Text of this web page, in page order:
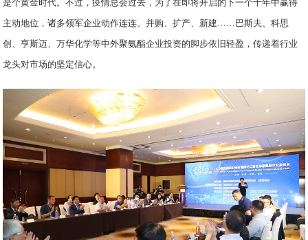
是个黄金时代。不过，疫情总会过去，为了在即将开启的下一个十年中赢得
主动地位，诸多领军企业动作连连。并购、扩产、新建……巴斯夫、科思
创、亨斯迈、万华化学等中外聚氨酯企业投资的脚步依旧轻盈，传递着行业
龙头对市场的坚定信心。